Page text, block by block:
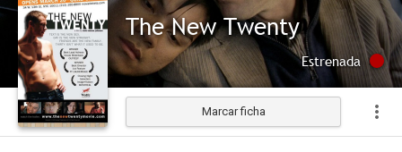
The New Twenty
Estrenada
Marcar ficha